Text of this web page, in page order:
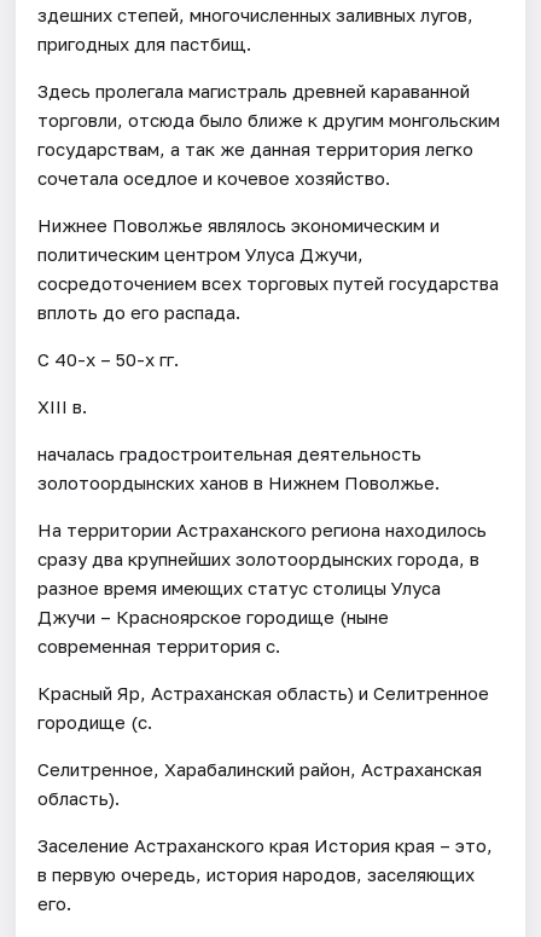
здешних степей, многочисленных заливных лугов,
пригодных для пастбищ.
Здесь пролегала магистраль древней караванной
торговли, отсюда было ближе к другим монгольским
государствам, а так же данная территория легко
сочетала оседлое и кочевое хозяйство.
Нижнее Поволжье являлось экономическим и
политическим центром Улуса Джучи,
сосредоточением всех торговых путей государства
вплоть до его распада.
С 40-х – 50-х гг.
XIII в.
началась градостроительная деятельность
золотоордынских ханов в Нижнем Поволжье.
На территории Астраханского региона находилось
сразу два крупнейших золотоордынских города, в
разное время имеющих статус столицы Улуса
Джучи – Красноярское городище (ныне
современная территория с.
Красный Яр, Астраханская область) и Селитренное
городище (с.
Селитренное, Харабалинский район, Астраханская
область).
Заселение Астраханского края История края – это,
в первую очередь, история народов, заселяющих
его.